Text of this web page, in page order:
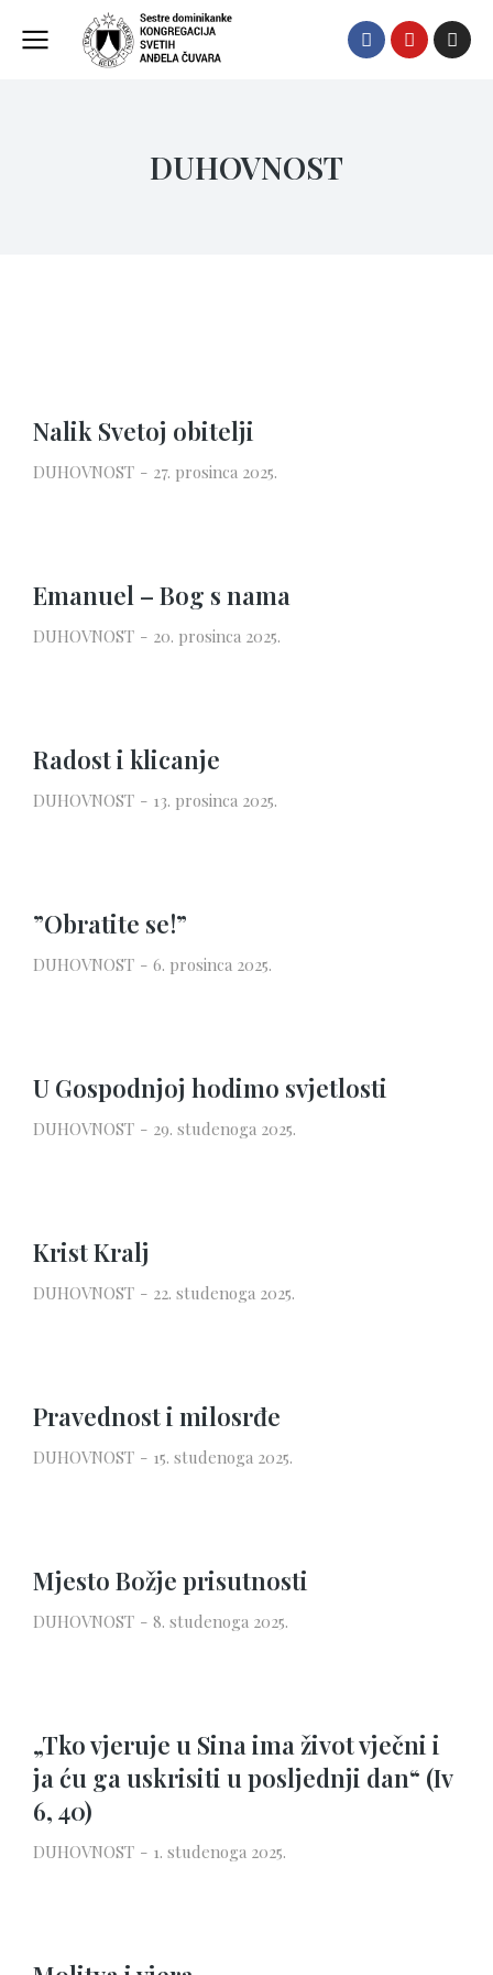
DUHOVNOST
Nalik Svetoj obitelji
DUHOVNOST 27. prosinca 2025.
Emanuel – Bog s nama
DUHOVNOST 20. prosinca 2025.
Radost i klicanje
DUHOVNOST 13. prosinca 2025.
”Obratite se!”
DUHOVNOST 6. prosinca 2025.
U Gospodnjoj hodimo svjetlosti
DUHOVNOST 29. studenoga 2025.
Krist Kralj
DUHOVNOST 22. studenoga 2025.
Pravednost i milosrđe
DUHOVNOST 15. studenoga 2025.
Mjesto Božje prisutnosti
DUHOVNOST 8. studenoga 2025.
„Tko vjeruje u Sina ima život vječni i
ja ću ga uskrisiti u posljednji dan“ (Iv
6, 40)
DUHOVNOST 1. studenoga 2025.